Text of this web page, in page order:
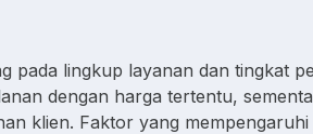
pada lingkup layanan dan tingkat
dengan harga tertentu,
klien. Faktor yang